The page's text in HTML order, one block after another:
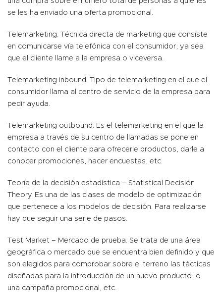
se les ha enviado una oferta promocional.
Telemarketing. Técnica directa de marketing que consiste
en comunicarse vía telefónica con el consumidor, ya sea
que el cliente llame a la empresa o viceversa.
Telemarketing inbound. Tipo de telemarketing en el que el
consumidor llama al centro de servicio de la empresa para
pedir ayuda.
Telemarketing outbound. Es el telemarketing en el que la
empresa a través de su centro de llamadas se pone en
contacto con el cliente para ofrecerle productos, darle a
conocer promociones, hacer encuestas, etc.
Teoría de la decisión estadística – Statistical Decisión
Theory. Es una de las clases de modelo de optimización
que pertenece a los modelos de decisión. Para realizarse
hay que seguir una serie de pasos.
Test Market – Mercado de prueba. Se trata de una área
geográfica o mercado que se encuentra bien definido y que
son elegidos para comprobar sobre el terreno las tácticas
diseñadas para la introducción de un nuevo producto, o
una campaña promocional, etc.